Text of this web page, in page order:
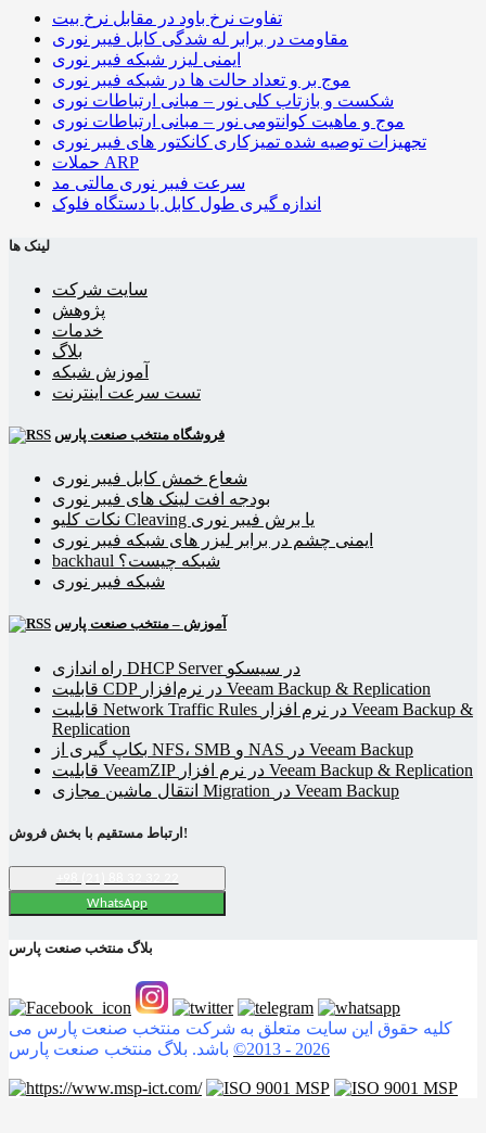
تفاوت نرخ باود در مقابل نرخ بیت
مقاومت در برابر له شدگی کابل فیبر نوری
ایمنی لیزر شبکه فیبر نوری
موج بر و تعداد حالت ها در شبکه فیبر نوری
شکست و بازتاب کلی نور – مبانی ارتباطات نوری
موج و ماهیت کوانتومی نور – مبانی ارتباطات نوری
تجهیزات توصیه شده تمیزکاری کانکتور های فیبر نوری
حملات ARP
سرعت فیبر نوری مالتی مد
اندازه گیری طول کابل با دستگاه فلوک
لینک ها
سایت شرکت
پژوهش
خدمات
بلاگ
آموزش شبکه
تست سرعت اینترنت
فروشگاه منتخب صنعت پارس
شعاع خمش کابل فیبر نوری
بودجه افت لینک های فیبر نوری
نکات کلیو Cleaving یا برش فیبر نوری
ایمنی چشم در برابر لیزر های شبکه فیبر نوری
backhaul شبکه چیست؟
شبکه فیبر نوری
آموزش – منتخب صنعت پارس
راه اندازی DHCP Server در سیسکو
قابلیت CDP در نرم‌افزار Veeam Backup & Replication
قابلیت Network Traffic Rules در نرم افزار Veeam Backup &
Replication
بکاپ گیری از NFS، SMB و NAS در Veeam Backup
قابلیت VeeamZIP در نرم افزار Veeam Backup & Replication
انتقال ماشین مجازی Migration در Veeam Backup
ارتباط مستقیم با بخش فروش!
WhatsApp
بلاگ منتخب صنعت پارس
کلیه حقوق این سایت متعلق به شرکت منتخب صنعت پارس می
©2013 - 2026